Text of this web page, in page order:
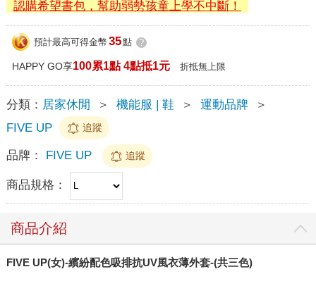
認購希望書包，幫助弱勢孩童上學不中斷！
預計最高可得金幣 35點 ?
HAPPY GO享100累1點 4點抵1元 折抵無上限
分類： 居家休閒 ＞ 機能服 | 鞋 ＞ 運動品牌
＞
FIVE UP
追蹤
品牌： FIVE UP 追蹤
商品規格：
商品介紹
FIVE UP(女)-繽紛配色吸排抗UV風衣薄外套-(共三色)